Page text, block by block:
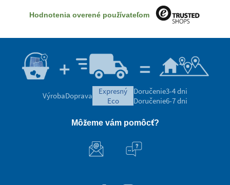
Hodnotenia overené používateľom
VýrobaDoprava
expresný
eco
Doručenie3-4 dni
Doručenie6-7 dni
Môžeme vám pomôcť?